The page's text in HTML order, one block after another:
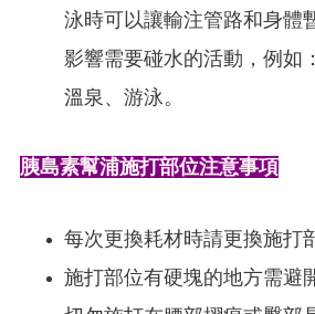
泳時可以讓輸注管路和身體
影響需要碰水的活動，例如
溫泉、游泳。
胰島素幫浦施打部位注意事項
每次更換耗材時請更換施打
施打部位有硬塊的地方需避